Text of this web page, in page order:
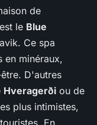
de
le Blue
Ce spa
en minéraux,
D'autres
Hveragerði ou de
plus intimistes,
En